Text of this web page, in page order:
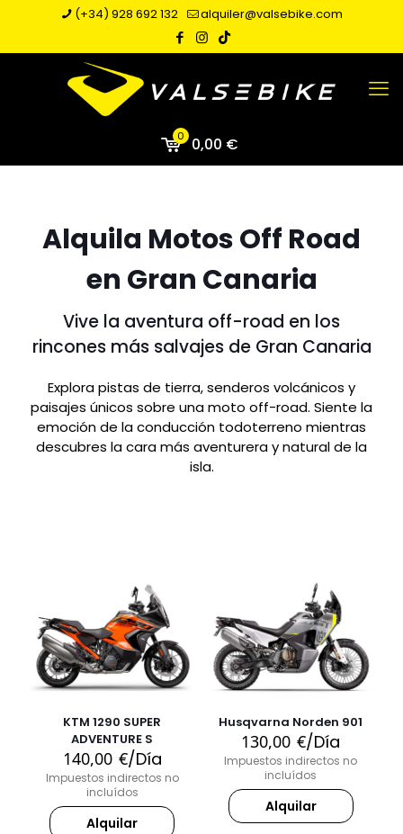
(+34) 928 692 132 alquiler@valsebike.com
0 0,00 €
Alquila Motos Off Road
en Gran Canaria
Vive la aventura off-road en los
rincones más salvajes de Gran Canaria
Explora pistas de tierra, senderos volcánicos y
paisajes únicos sobre una moto off-road. Siente la
emoción de la conducción todoterreno mientras
descubres la cara más aventurera y natural de la
isla.
KTM 1290 SUPER
ADVENTURE S
140,00 €/Día
Impuestos indirectos no
incluídos
Alquilar
Husqvarna Norden 901
130,00 €/Día
Impuestos indirectos no
incluídos
Alquilar